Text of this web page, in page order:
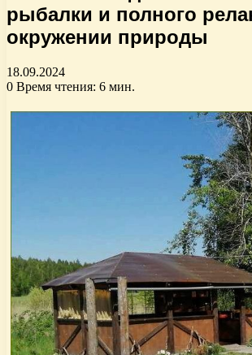
рыбалки и полного
окружении природы
18.09.2024
0 Время чтения: 6 мин.